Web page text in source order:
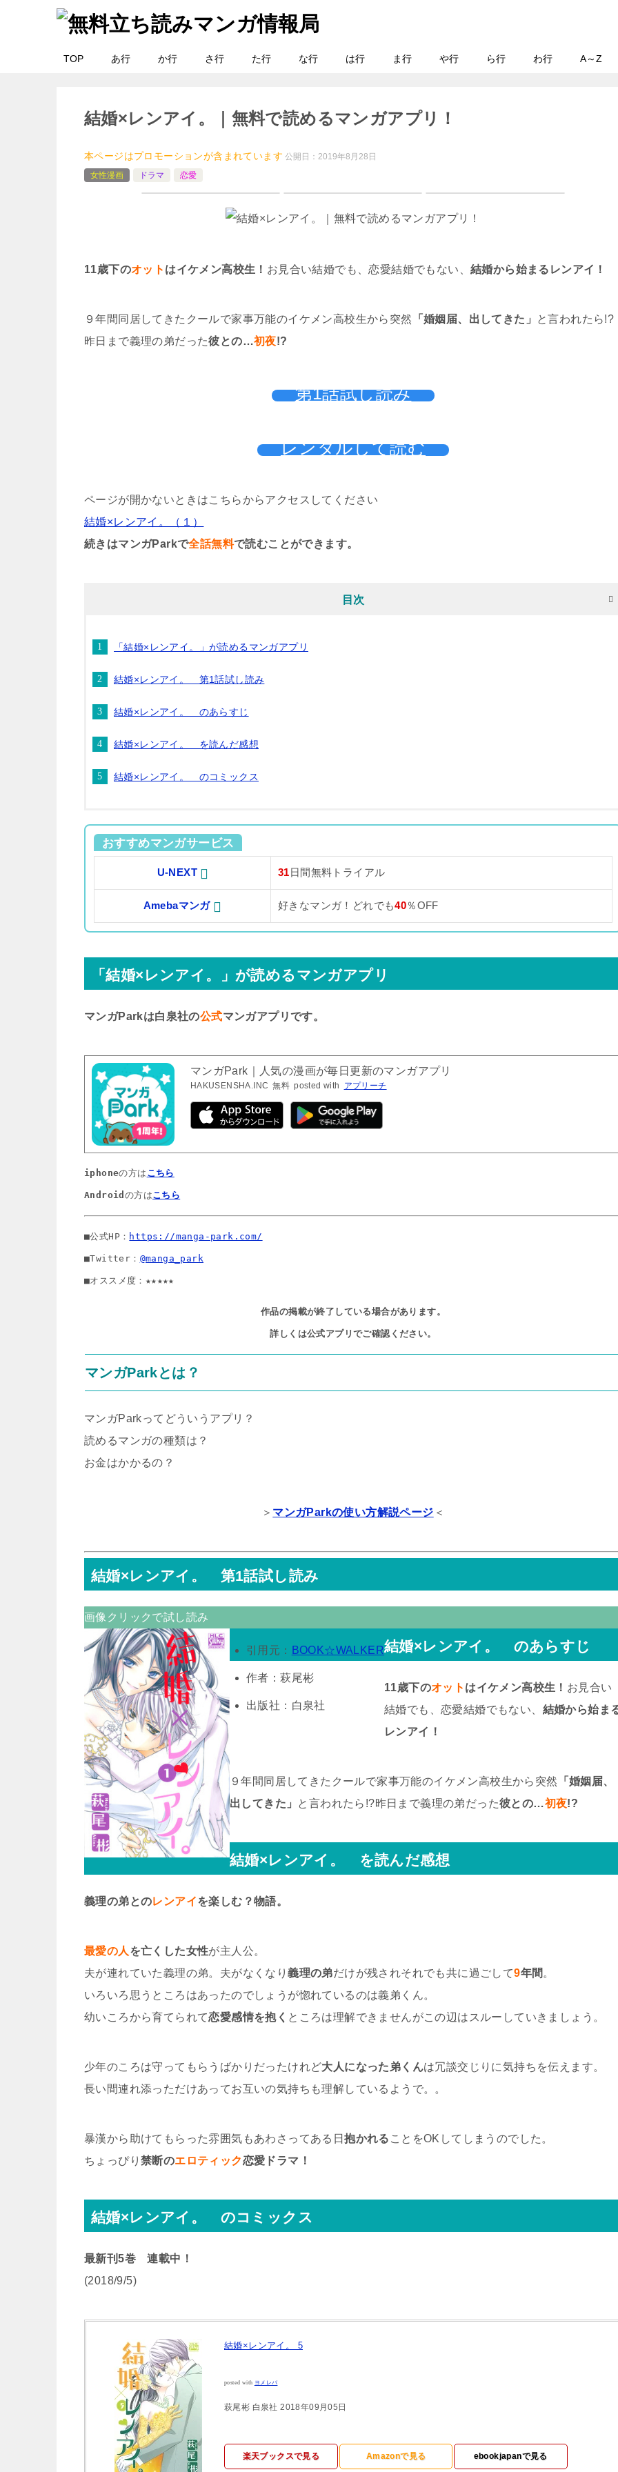
TOP あ行 か行 さ行 た行 な行 は行 ま行 や行 ら行 わ行 A～Z
結婚×レンアイ。｜無料で読めるマンガアプリ！
本ページはプロモーションが含まれています 公開日：2019年8月28日
女性漫画
ドラマ 恋愛
11歳下のオット はイケメン高校生！ お見合い結婚でも、恋愛結婚でもない、結婚から始まるレンアイ！
９年間同居してきたクールで家事万能のイケメン高校生から突然 「婚姻届、出してきた」
と言われたら!?
昨日まで義理の弟だった彼との…初夜!?
第1話試し読み
レンタルして読む
ページが開かないときはこちらからアクセスしてください
結婚×レンアイ。（１）
続きはマンガParkで全話無料で読むことができます。
目次
「結婚×レンアイ。」が読めるマンガアプリ
結婚×レンアイ。 第1話試し読み
結婚×レンアイ。 のあらすじ
結婚×レンアイ。 を読んだ感想
結婚×レンアイ。 のコミックス
おすすめマンガサービス
U-NEXT 31 日間無料トライアル
Amebaマンガ 好きなマンガ！どれでも40％OFF
「結婚×レンアイ。」が読めるマンガアプリ
マンガParkは白泉社の公式マンガアプリです。
マンガPark｜人気の漫画が毎日更新のマンガアプリ
HAKUSENSHA.INC 無料 posted with アプリーチ
iphoneの方は こちら
Android の方はこちら
■公式HP： https://manga-park.com/
■Twitter： @manga_park
■オススメ度：★★★★★
作品の掲載が終了している場合があります。
詳しくは公式アプリでご確認ください。
マンガParkとは？
マンガParkってどういうアプリ？
読めるマンガの種類は？
お金はかかるの？
＞ マンガParkの使い方解説ページ ＜
結婚×レンアイ。 第1話試し読み
画像クリックで試し読み
引用元： BOOK☆WALKER
作者：萩尾彬
出版社：白泉社
結婚×レンアイ。 のあらすじ
11歳下のオット はイケメン高校生！ お見合い
結婚でも、恋愛結婚でもない、 結婚から始ま
レンアイ！
９年間同居してきたクールで家事万能のイケメン高校生から突然 「婚姻届、
出してきた」 と言われたら!?昨日まで義理の弟だった彼との…初夜!?
結婚×レンアイ。 を読んだ感想
義理の弟とのレンアイを楽しむ？物語。
最愛の人 を亡くした女性が主人公。
夫が連れていた義理の弟。夫がなくなり義理の弟だけが残されそれでも共に過ごして9年間 。
いろいろ思うところはあったのでしょうが惚れているのは義弟くん。
幼いころから育てられて恋愛感情を抱く ところは理解できませんがこの辺はスルーしていきましょう。
少年のころは守ってもらうばかりだったけれど大人になった弟くんは冗談交じりに気持ちを伝えます。
長い間連れ添っただけあってお互いの気持ちも理解しているようで。。
暴漢から助けてもらった雰囲気もあわさってある日抱かれる ことをOKしてしまうのでした。
ちょっぴり 禁断のエロティック恋愛ドラマ！
結婚×レンアイ。 のコミックス
最新刊5巻 連載中！
(2018/9/5)
結婚×レンアイ。 5
posted with ヨメレバ
萩尾彬 白泉社 2018年09月05日
楽天ブックスで見る Amazonで見る ebookjapanで見る